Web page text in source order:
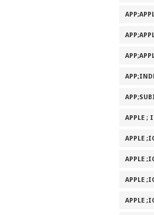
APPLE ;
APPLE
APPLE
APPLE
APPLE